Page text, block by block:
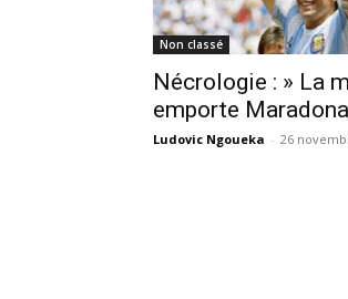
Non classé
Nécrologie : » La
emporte Maradona
Ludovic Ngoueka - 26